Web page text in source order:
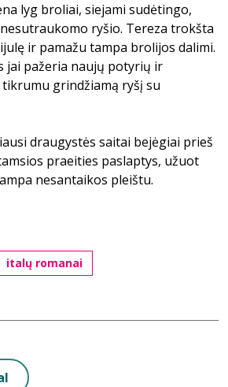
lyg broliai, siejami sudėtingo,
ryšio. Tereza trokšta
ir pamažu tampa brolijos dalimi.
jai pažeria naujų potyrių ir
grindžiamą ryšį su
draugystės saitai bejėgiai prieš
praeities paslaptys, užuot
nesantaikos pleištu.
italų romanai